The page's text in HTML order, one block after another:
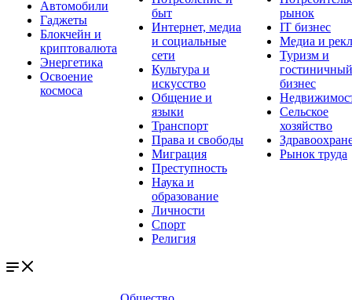
Автомобили
Гаджеты
Блокчейн и
криптовалюта
Энергетика
Освоение
космоса
быт
Интернет, медиа
и социальные
сети
Культура и
искусство
Общение и
языки
Транспорт
Права и свободы
Миграция
Преступность
Наука и
образование
Личности
Спорт
Религия
рынок
IT бизнес
Медиа и
Туризм и
гостиничный
бизнес
Сельское
хозяйство
Рынок труда